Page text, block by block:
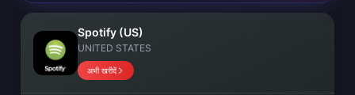
Spotify (US)
UNITED STATES
अभी खरीदें